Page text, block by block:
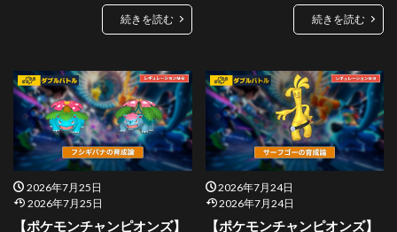
続きを読む 続きを読む
2026年7月25日
2026年7月25日
【ポケモンチャンピオンズ】
2026年7月24日
2026年7月24日
【ポケモンチャンピオンズ】